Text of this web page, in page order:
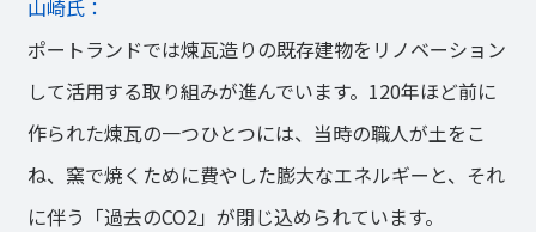
山崎氏：
ポートランドでは煉瓦造りの既存建物をリノベーション
して活用する取り組みが進んでいます。120年ほど前に
作られた煉瓦の一つひとつには、当時の職人が土をこ
ね、窯で焼くために費やした膨大なエネルギーと、それ
に伴う「過去のCO2」が閉じ込められています。